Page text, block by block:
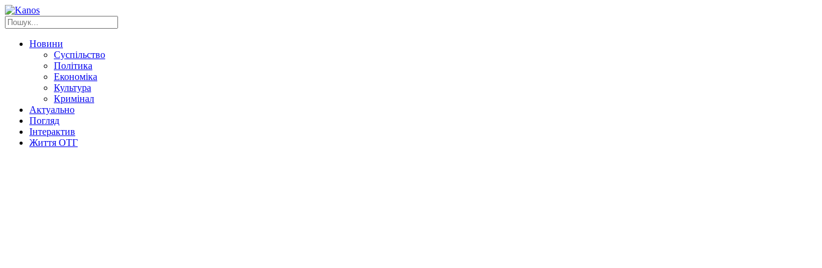
Новини
Суспільство
Політика
Економіка
Культура
Кримінал
Актуально
Погляд
Інтерактив
Життя ОТГ